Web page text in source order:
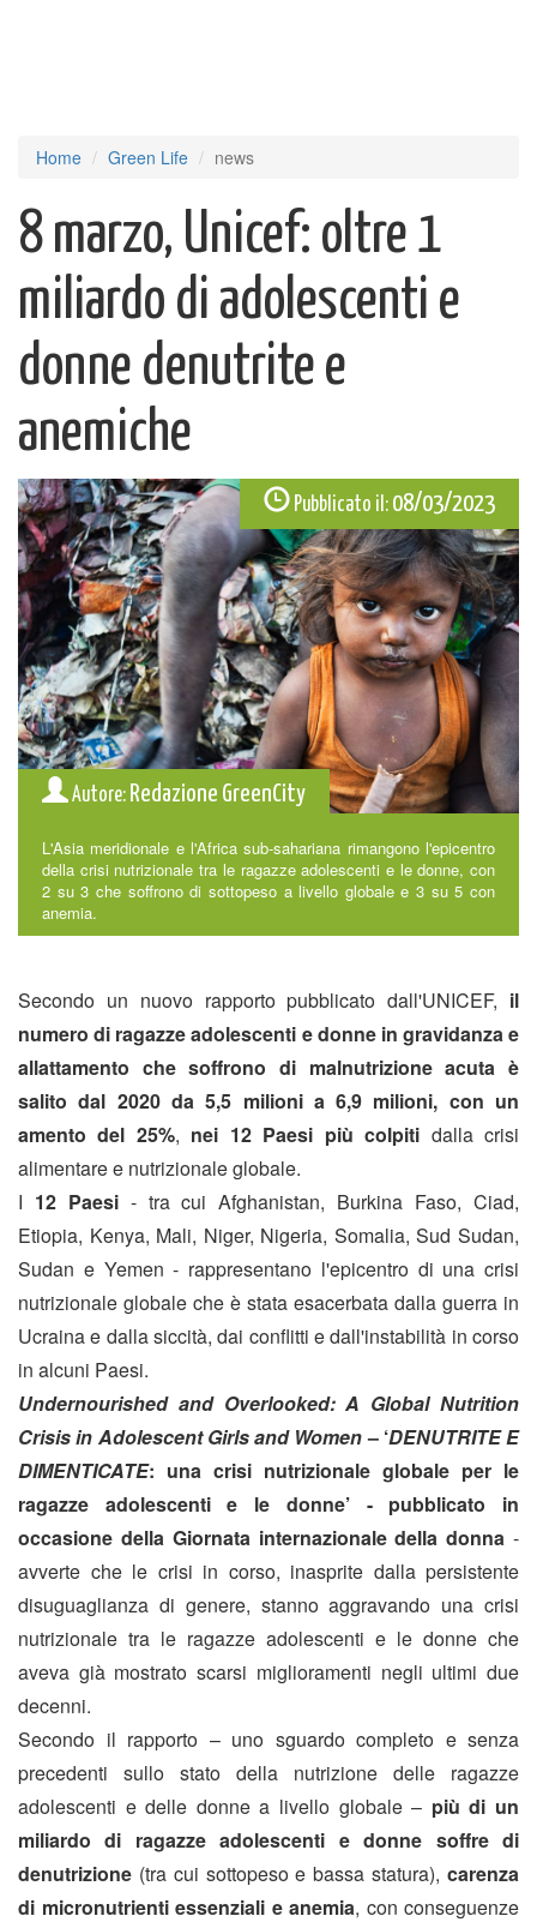
Home Green Life news
8 marzo, Unicef: oltre 1
miliardo di adolescenti e
donne denutrite e
anemiche
Pubblicato il: 08/03/2023
Autore: Redazione GreenCity
L'Asia meridionale e l'Africa sub-sahariana rimangono l'epicentro
della crisi nutrizionale tra le ragazze adolescenti e le donne, con
2 su 3 che soffrono di sottopeso a livello globale e 3 su 5 con
anemia.
Secondo un nuovo rapporto pubblicato dall'UNICEF, il
numero di ragazze adolescenti e donne in gravidanza e
allattamento che soffrono di malnutrizione acuta è
salito dal 2020 da 5,5 milioni a 6,9 milioni, con un
amento del 25%, nei 12 Paesi più colpiti dalla crisi
alimentare e nutrizionale globale.
I 12 Paesi- tra cui Afghanistan, Burkina Faso, Ciad,
Etiopia, Kenya, Mali, Niger, Nigeria, Somalia, Sud Sudan,
Sudan e Yemen - rappresentano l'epicentro di una crisi
nutrizionale globale che è stata esacerbata dalla guerra in
Ucraina e dalla siccità, dai conflitti e dall'instabilità in corso
in alcuni Paesi.
Undernourished and Overlooked: A Global Nutrition
Crisis in Adolescent Girls and Women– ‘DENUTRITE E
DIMENTICATE: una crisi nutrizionale globale per le
ragazze adolescenti e le donne’ - pubblicato in
occasione della Giornata internazionale della donna -
avverte che le crisi in corso, inasprite dalla persistente
disuguaglianza di genere, stanno aggravando una crisi
nutrizionale tra le ragazze adolescenti e le donne che
aveva già mostrato scarsi miglioramenti negli ultimi due
decenni.
Secondo il rapporto – uno sguardo completo e senza
precedenti sullo stato della nutrizione delle ragazze
adolescenti e delle donne a livello globale – più di un
miliardo di ragazze adolescenti e donne soffre di
denutrizione (tra cui sottopeso e bassa statura), carenza
di micronutrienti essenziali e anemia, con conseguenze